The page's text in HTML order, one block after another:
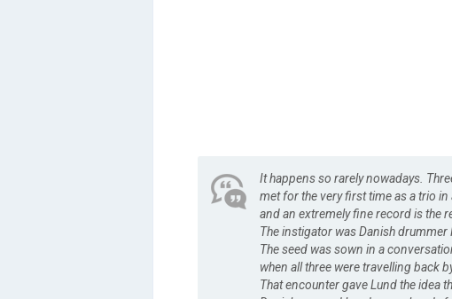
It happens so rarely nowadays.
met for the very first time as a trio
and an extremely fine record is the
The instigator was Danish drummer
The seed was sown in a
when all three were travelling back
That encounter gave Lund the idea